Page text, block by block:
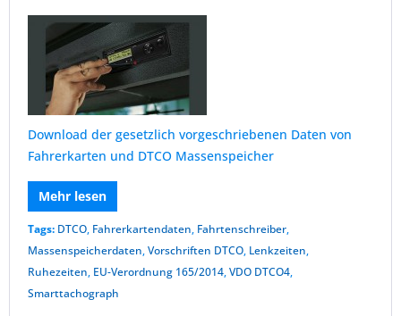
Download der gesetzlich vorgeschriebenen Daten von
Fahrerkarten und DTCO Massenspeicher
Mehr lesen
Tags: DTCO, Fahrerkartendaten, Fahrtenschreiber,
Massenspeicherdaten,Vorschriften DTCO, Lenkzeiten,
Ruhezeiten, EU-Verordnung 165/2014,VDO DTCO4,
Smarttachograph